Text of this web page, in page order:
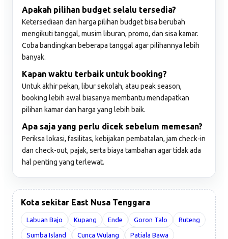
Apakah pilihan budget selalu tersedia?
Ketersediaan dan harga pilihan budget bisa berubah
mengikuti tanggal, musim liburan, promo, dan sisa kamar.
Coba bandingkan beberapa tanggal agar pilihannya lebih
banyak.
Kapan waktu terbaik untuk booking?
Untuk akhir pekan, libur sekolah, atau peak season,
booking lebih awal biasanya membantu mendapatkan
pilihan kamar dan harga yang lebih baik.
Apa saja yang perlu dicek sebelum memesan?
Periksa lokasi, fasilitas, kebijakan pembatalan, jam check-in
dan check-out, pajak, serta biaya tambahan agar tidak ada
hal penting yang terlewat.
Kota sekitar East Nusa Tenggara
Labuan Bajo Kupang Ende Goron Talo Ruteng
Sumba Island Cunca Wulang Patiala Bawa